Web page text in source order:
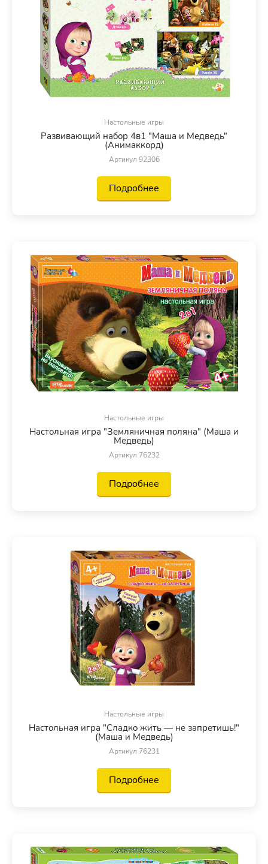
Настольные игры
Развивающий набор 4в1 "Маша и Медведь"
(Анимаккорд)
Артикул 92306
Подробнее
Настольные игры
Настольная игра "Земляничная поляна" (Маша и
Медведь)
Артикул 76232
Подробнее
Настольные игры
Настольная игра "Сладко жить — не запретишь!"
(Маша и Медведь)
Артикул 76231
Подробнее